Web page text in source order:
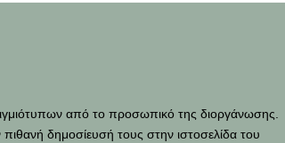
από το προσωπικό της διοργάνωσης.
δημοσίευσή τους στην ιστοσελίδα του